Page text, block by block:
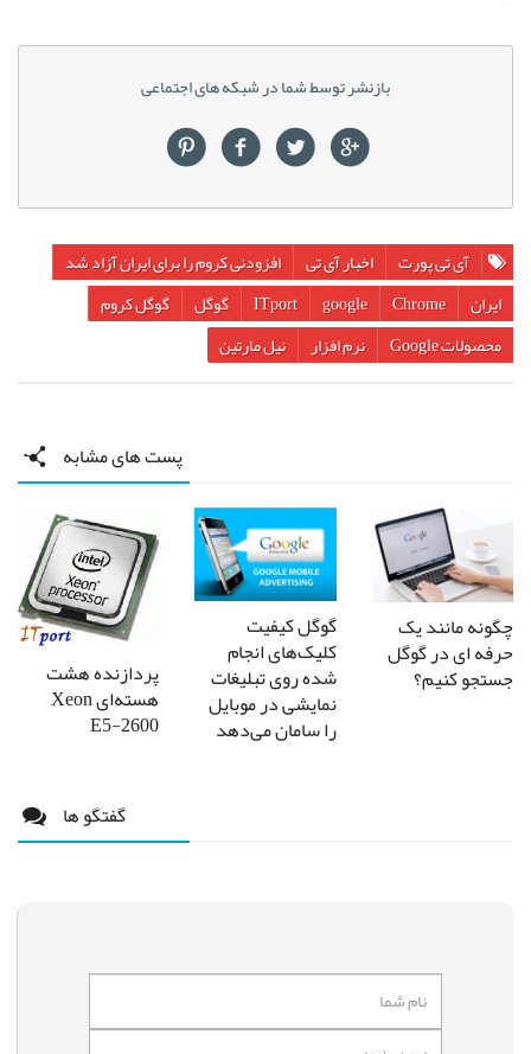
بازنشر توسط شما در شبکه های اجتماعی
آی تی پورت اخبار آی تی
افزودنی کروم را برای ایران آزاد شد
ایران
Chrome‏
google
ITport گوگل
گوگل کروم
محصولات Google
نرم افزار نیل مارتین
پست های مشابه
چگونه مانند یک
حرفه ای در گوگل
جستجو کنیم؟
گوگل کیفیت
کلیک‌های انجام
شده روی تبلیغات
نمایشی در موبایل
را سامان می‌دهد
پردازنده هشت
هسته‌ای Xeon
E5-2600
گفتگو ها